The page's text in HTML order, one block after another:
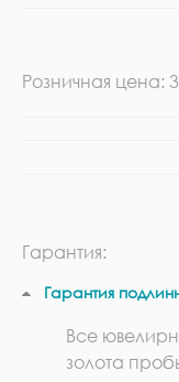
Розничная цена:
Гарантия:
Гарантия
Все
золота